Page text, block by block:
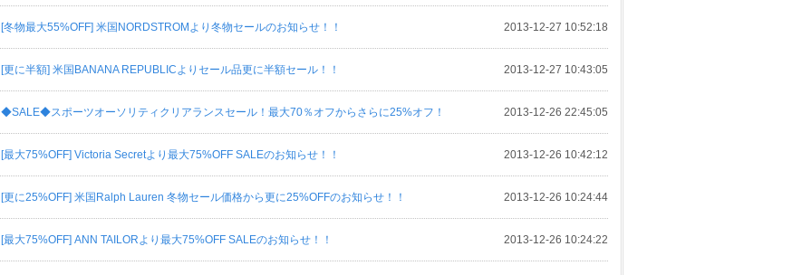
[冬物最大55%OFF] 米国NORDSTROMより冬物セールのお知らせ！！ 2013-12-27 10:52:18
[更に半額] 米国BANANA REPUBLICよりセール品更に半額セール！！ 2013-12-27 10:43:05
◆SALE◆スポーツオーソリティクリアランスセール！最大70％オフからさらに25%オフ！ 2013-12-26 22:45:05
[最大75%OFF] Victoria Secretより最大75%OFF SALEのお知らせ！！ 2013-12-26 10:42:12
[更に25%OFF] 米国Ralph Lauren 冬物セール価格から更に25%OFFのお知らせ！！ 2013-12-26 10:24:44
[最大75%OFF] ANN TAILORより最大75%OFF SALEのお知らせ！！ 2013-12-26 10:24:22